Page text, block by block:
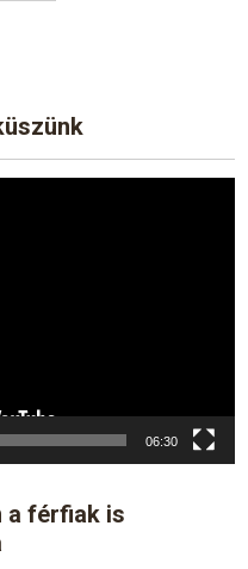
06:30
a férfiak is